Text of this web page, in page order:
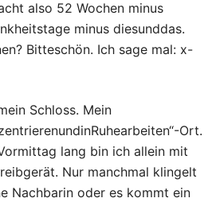
also 52 Wochen minus
minus diesunddas.
Bitteschön. Ich sage mal: x-
Schloss. Mein
Ort.
lang bin ich allein mit
Nur manchmal klingelt
Nachbarin oder es kommt ein